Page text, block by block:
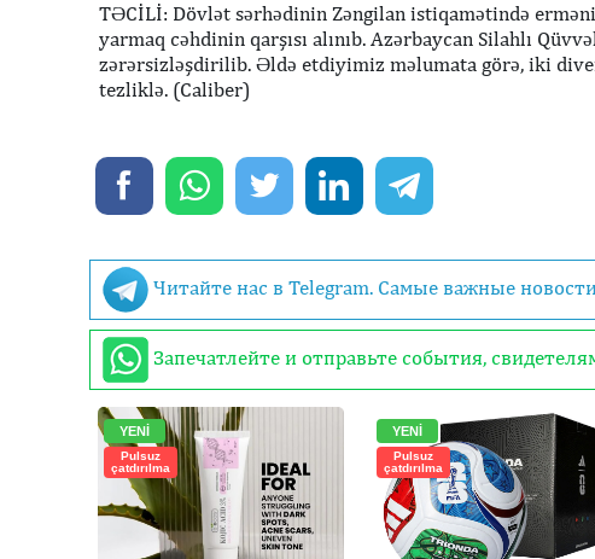
TƏCİLİ: Dövlət sərhədinin Zəngilan istiqamətində
yarmaq cəhdinin qarşısı alınıb. Azərbaycan Silahlı
zərərsizləşdirilib. Əldə etdiyimiz məlumata görə, iki
tezliklə. (Caliber)
Читайте нас в Telegram. Самые важные
Запечатлейте и отправьте события,